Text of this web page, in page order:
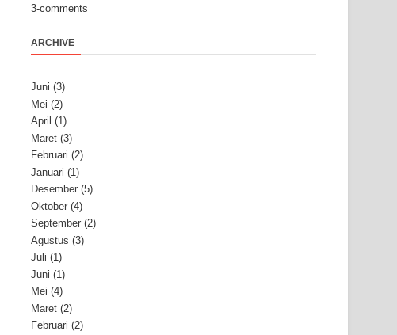
3-comments
ARCHIVE
Juni (3)
Mei (2)
April (1)
Maret (3)
Februari (2)
Januari (1)
Desember (5)
Oktober (4)
September (2)
Agustus (3)
Juli (1)
Juni (1)
Mei (4)
Maret (2)
Februari (2)